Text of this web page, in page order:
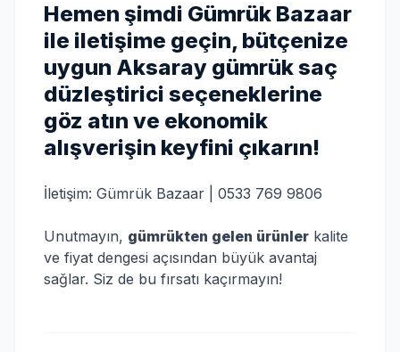
Hemen şimdi Gümrük Bazaar
ile iletişime geçin, bütçenize
uygun Aksaray gümrük saç
düzleştirici seçeneklerine
göz atın ve ekonomik
alışverişin keyfini çıkarın!
İletişim: Gümrük Bazaar | 0533 769 9806
Unutmayın, gümrükten gelen ürünler kalite
ve fiyat dengesi açısından büyük avantaj
sağlar. Siz de bu fırsatı kaçırmayın!